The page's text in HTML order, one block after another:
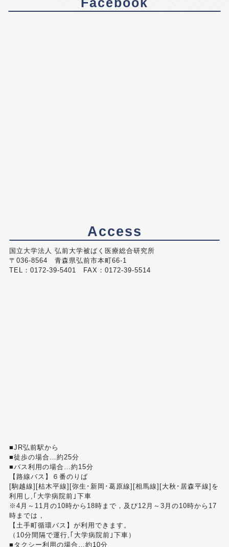
Facebook
Access
国立大学法人 弘前大学被ばく医療総合研究所
〒036-8564 青森県弘前市本町66-1
TEL：0172-39-5401 FAX：0172-39-5514
■JR弘前駅から
■徒歩の場合…約25分
■バス利用の場合…約15分
【路線バス】６番のりば
[駒越線][枯木平線][弥生･新岡･葛原線][相馬線][大秋･居森平線]を
利用し,｢大学病院前｣下車
※4月～11月の10時から18時まで，及び12月～3月の10時から17
時までは，
【土手町循環バス】が利用できます。
（10分間隔で運行,｢大学病院前｣下車）
■タクシー利用の場合…約10分